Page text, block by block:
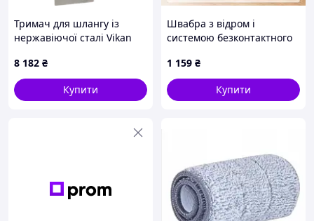
покриттів
Тримач для шлангу із
нержавіючої сталі Vikan
8 182 ₴
Купити
Швабра з відром і
системою безконтактного
плоска насадка з
мікрофібри, телескопічна
ручка
1 159 ₴
Купити